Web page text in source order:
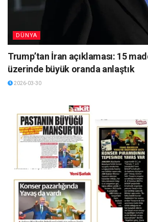
DÜNYA
Trump’tan İran açıklaması: 15
üzerinde büyük oranda anlaştık
2026-03-30